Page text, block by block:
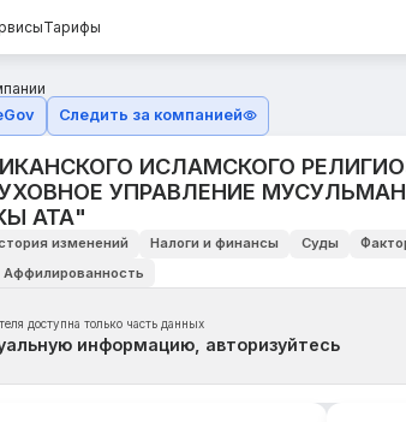
Тарифы
Следить за компанией
ИСЛАМСКОГО
УПРАВЛЕНИЕ
АТА"
изменений Налоги и финансы Суды
Аффилированность
доступна только часть данных
информацию, авторизуйтесь